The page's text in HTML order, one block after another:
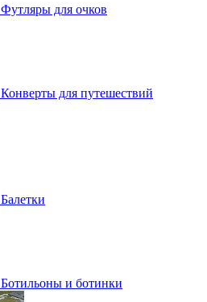
Футляры для очков
Конверты для путешествий
Балетки
Ботильоны и ботинки